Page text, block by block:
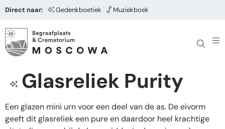
Direct naar: Gedenkboetiek Muziekboek
Glasreliek Purity
Een glazen mini urn voor een deel van de as. De eivorm
geeft dit glasreliek een pure en daardoor heel krachtige